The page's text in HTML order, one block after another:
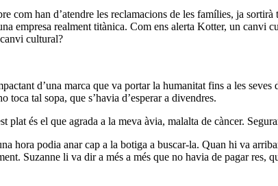
com han d’atendre les reclamacions de les famílies, ja
empresa realment titànica. Com ens alerta Kotter, un canvi
cultural?
d’una marca que va portar la humanitat fins a les
tal sopa, que s’havia d’esperar a divendres.
plat és el que agrada a la meva àvia, malalta de càncer.
hora podia anar cap a la botiga a buscar-la. Quan hi va
Suzanne li va dir a més a més que no havia de pagar